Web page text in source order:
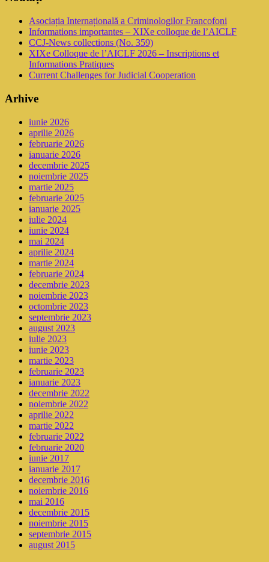
Asociația Internațională a Criminologilor Francofoni
Informations importantes – XIXe colloque de l’AICLF
CCJ-News collections (No. 359)
XIXe Colloque de l’AICLF 2026 – Inscriptions et
Informations Pratiques
Current Challenges for Judicial Cooperation
Arhive
iunie 2026
aprilie 2026
februarie 2026
ianuarie 2026
decembrie 2025
noiembrie 2025
martie 2025
februarie 2025
ianuarie 2025
iulie 2024
iunie 2024
mai 2024
aprilie 2024
martie 2024
februarie 2024
decembrie 2023
noiembrie 2023
octombrie 2023
septembrie 2023
august 2023
iulie 2023
iunie 2023
martie 2023
februarie 2023
ianuarie 2023
decembrie 2022
noiembrie 2022
aprilie 2022
martie 2022
februarie 2022
februarie 2020
iunie 2017
ianuarie 2017
decembrie 2016
noiembrie 2016
mai 2016
decembrie 2015
noiembrie 2015
septembrie 2015
august 2015